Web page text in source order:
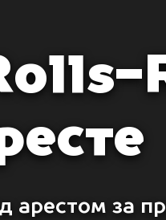
арестом за